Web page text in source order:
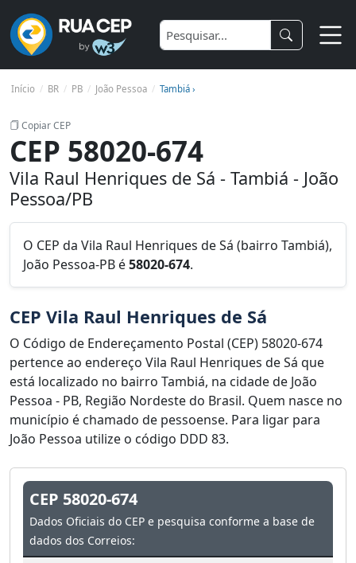
Início BR PB João Pessoa Tambiá ›
Copiar CEP
CEP 58020-674
Vila Raul Henriques de Sá - Tambiá - João
Pessoa/PB
O CEP da Vila Raul Henriques de Sá (bairro Tambiá),
João Pessoa-PB é58020-674.
CEP Vila Raul Henriques de Sá
O Código de Endereçamento Postal (CEP) 58020-674
pertence ao endereço Vila Raul Henriques de Sá que
está localizado no bairro Tambiá, na cidade de João
Pessoa - PB, Região Nordeste do Brasil. Quem nasce no
município é chamado de pessoense. Para ligar para
João Pessoa utilize o código DDD 83.
CEP 58020-674
Dados Oficiais do CEP e pesquisa conforme a base de
dados dos Correios: